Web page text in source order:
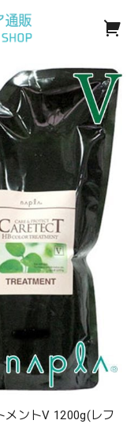
メントV 1200g(レフ